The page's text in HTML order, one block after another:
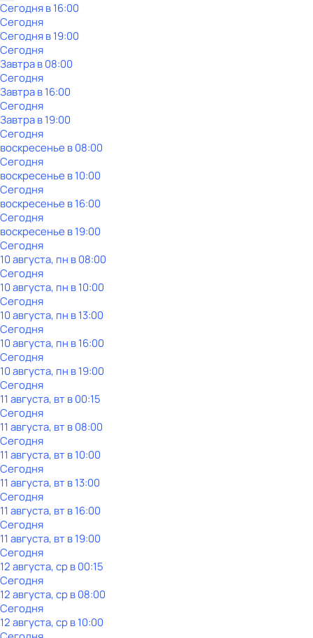
Сегодня в 16:00
Сегодня
Сегодня в 19:00
Сегодня
Завтра в 08:00
Сегодня
Завтра в 16:00
Сегодня
Завтра в 19:00
Сегодня
воскресенье в08:00
Сегодня
воскресенье в10:00
Сегодня
воскресенье в16:00
Сегодня
воскресенье в19:00
Сегодня
10 августа, пн в 08:00
Сегодня
10 августа, пн в 10:00
Сегодня
10 августа, пн в 13:00
Сегодня
10 августа, пн в 16:00
Сегодня
10 августа, пн в 19:00
Сегодня
11 августа, вт в 00:15
Сегодня
11 августа, вт в 08:00
Сегодня
11 августа, вт в 10:00
Сегодня
11 августа, вт в 13:00
Сегодня
11 августа, вт в 16:00
Сегодня
11 августа, вт в 19:00
Сегодня
12 августа, ср в 00:15
Сегодня
12 августа, ср в 08:00
Сегодня
12 августа, ср в 10:00